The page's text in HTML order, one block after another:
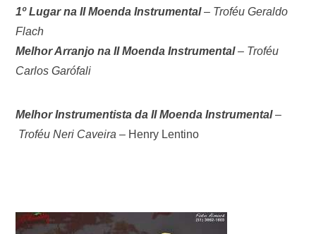
1º Lugar na II Moenda Instrumental– Troféu Geraldo
Flach
Melhor Arranjo na II Moenda Instrumental– Troféu
Carlos Garófali
Melhor Instrumentista da II Moenda Instrumental–
Troféu Neri Caveira – Henry Lentino